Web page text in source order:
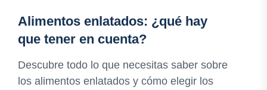
Alimentos enlatados: ¿qué hay
que tener en cuenta?
Descubre todo lo que necesitas saber sobre
los alimentos enlatados y cómo elegir los